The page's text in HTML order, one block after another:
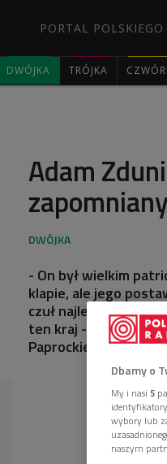
PORTAL
DWÓJKA TRÓJKA
Adam
zapomniany
- On był wielkim
klapie, ale jego
czuł najlepiej i, mimo
ten kraj - mówił gość
Paprockiego.
Dbamy o
My i nasi 5
wybory lub
naszym